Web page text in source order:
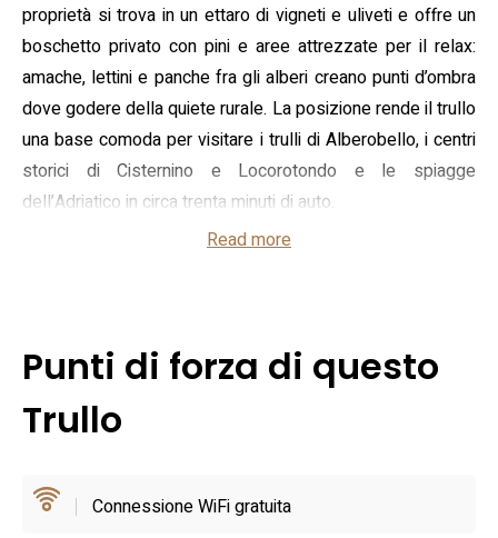
proprietà si trova in un ettaro di vigneti e uliveti e offre un
boschetto privato con pini e aree attrezzate per il relax:
amache, lettini e panche fra gli alberi creano punti d’ombra
dove godere della quiete rurale. La posizione rende il trullo
una base comoda per visitare i trulli di Alberobello, i centri
storici di Cisternino e Locorotondo e le spiagge
dell’Adriatico in circa trenta minuti di auto.
Gli interni sono stati ristrutturati per accogliere
con elettrodomestici moderni, lavastoviglie e lavatrice.
All’esterno trovano spazio una grande terrazza
ombreggiata per i pasti (tavolo per dieci), un patio con zona
relativi servizi esterni. L’alloggio fornisce biancheria e
Read more
Punti di forza di questo
Trullo
Connessione WiFi gratuita